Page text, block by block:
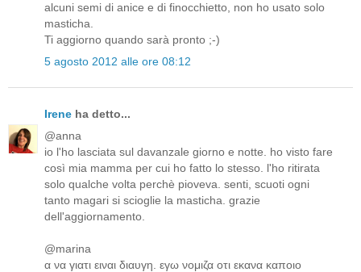
alcuni semi di anice e di finocchietto, non ho usato solo
masticha.
Ti aggiorno quando sarà pronto ;-)
5 agosto 2012 alle ore 08:12
Irene ha detto...
@anna
io l'ho lasciata sul davanzale giorno e notte. ho visto fare
così mia mamma per cui ho fatto lo stesso. l'ho ritirata
solo qualche volta perchè pioveva. senti, scuoti ogni
tanto magari si scioglie la masticha. grazie
dell'aggiornamento.
@marina
α να γιατι ειναι διαυγη. εγω νομιζα οτι εκανα καποιο